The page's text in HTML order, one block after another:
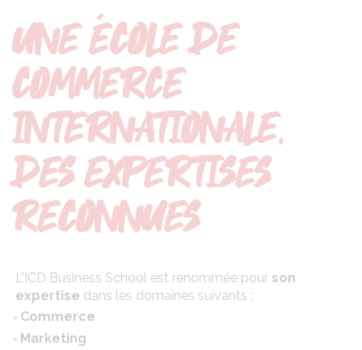
UNE ÉCOLE DE
COMMERCE
INTERNATIONALE,
DES EXPERTISES
RECONNUES
L'ICD Business School est renommée pour son
expertise dans les domaines suivants :
Commerce
Marketing